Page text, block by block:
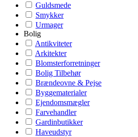
Guldsmede
Smykker
Urmager
Bolig
Antikviteter
Arkitekter
Blomsterforretninger
Bolig Tilbehør
Brændeovne & Pejse
Byggematerialer
Ejendomsmægler
Farvehandler
Gardinbutikker
Haveudstyr